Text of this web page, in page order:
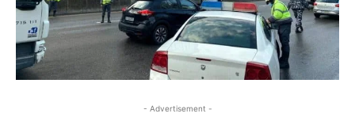
- Advertisement -